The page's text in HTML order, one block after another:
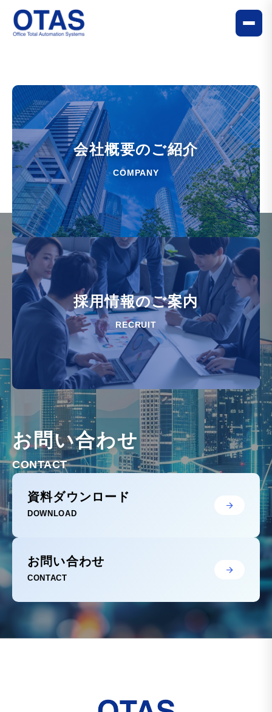
会社概要のご紹介
COMPANY
採用情報のご案内
RECRUIT
お問い合わせ
CONTACT
資料ダウンロード
DOWNLOAD
お問い合わせ
CONTACT